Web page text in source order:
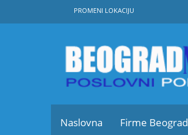
PROMENI LOKACIJU
Naslovna Firme Beograd